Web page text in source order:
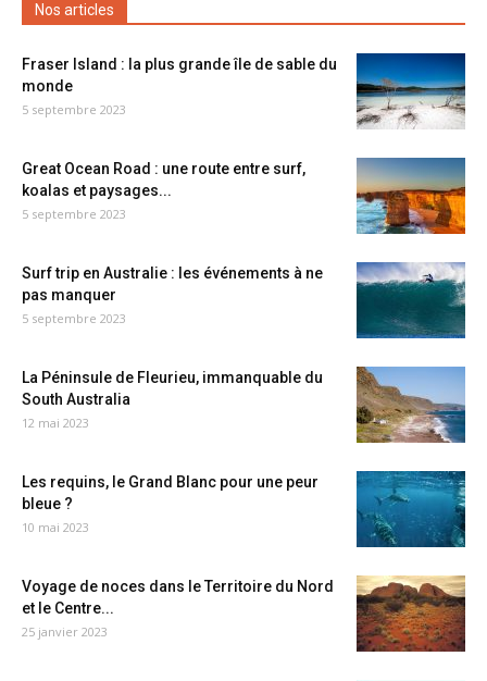
Nos articles
Fraser Island : la plus grande île de sable du
monde
5 septembre 2023
Great Ocean Road : une route entre surf,
koalas et paysages...
5 septembre 2023
Surf trip en Australie : les événements à ne
pas manquer
5 septembre 2023
La Péninsule de Fleurieu, immanquable du
South Australia
12 mai 2023
Les requins, le Grand Blanc pour une peur
bleue ?
10 mai 2023
Voyage de noces dans le Territoire du Nord
et le Centre...
25 janvier 2023